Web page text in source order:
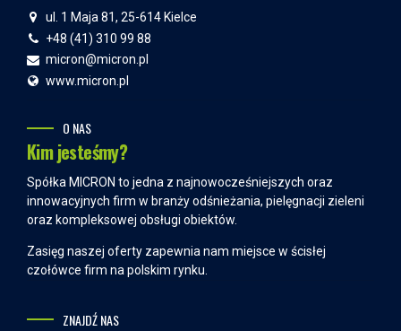
ul. 1 Maja 81, 25-614 Kielce
+48 (41) 310 99 88
micron@micron.pl
www.micron.pl
O NAS
Kim jesteśmy?
Spółka MICRON to jedna z najnowocześniejszych oraz
innowacyjnych firm w branży odśnieżania, pielęgnacji zieleni
oraz kompleksowej obsługi obiektów.
Zasięg naszej oferty zapewnia nam miejsce w ścisłej
czołówce firm na polskim rynku.
ZNAJDŹ NAS